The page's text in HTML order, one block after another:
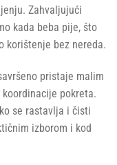
Zahvaljujući
kada beba pije, što
korištenje bez nereda.
pristaje malim
pokreta.
se rastavlja i čisti
izborom i kod